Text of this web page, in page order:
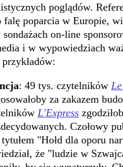
poglądów.
falę poparcia w Europie,
on-line
i w wypowiedziach
: 49 tys. czytelników
za zakazem
L'Express
Czołowy
"Hołd dla oporu
że "ludzie w